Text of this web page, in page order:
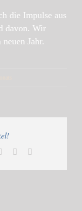
die Impulse aus
davon. Wir
Jahr.
Pinterest